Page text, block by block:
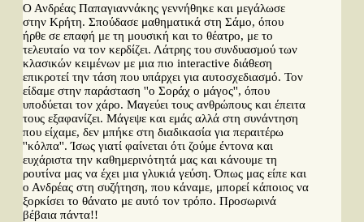
Ο Ανδρέας Παπαγιαννάκης γεννήθηκε και μεγάλωσε
στην Κρήτη. Σπούδασε μαθηματικά στη Σάμο, όπου
ήρθε σε επαφή με τη μουσική και το θέατρο, με το
τελευταίο να τον κερδίζει. Λάτρης του συνδυασμού των
κλασικών κειμένων με μια πιο interactive διάθεση
επικροτεί την τάση που υπάρχει για αυτοσχεδιασμό. Τον
είδαμε στην παράσταση ''ο Σοράχ ο μάγος'', όπου
υποδύεται τον χάρο. Μαγεύει τους ανθρώπους και έπειτα
τους εξαφανίζει. Μάγεψε και εμάς αλλά στη συνάντηση
που είχαμε, δεν μπήκε στη διαδικασία για περαιτέρω
''κόλπα''. Ίσως γιατί φαίνεται ότι ζούμε έντονα και
ευχάριστα την καθημερινότητά μας και κάνουμε τη
ρουτίνα μας να έχει μια γλυκιά γεύση. Όπως μας είπε και
ο Ανδρέας στη συζήτηση, που κάναμε, μπορεί κάποιος να
ξορκίσει το θάνατο με αυτό τον τρόπο. Προσωρινά
βέβαια πάντα!!